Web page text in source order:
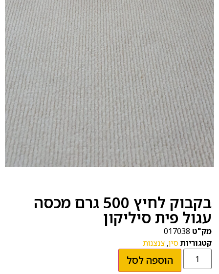
בקבוק לחיץ 500 גרם מכסה
עגול פית סיליקון
מק"ט 017038
קטגוריותסין, צנצנות
הוספה לסל